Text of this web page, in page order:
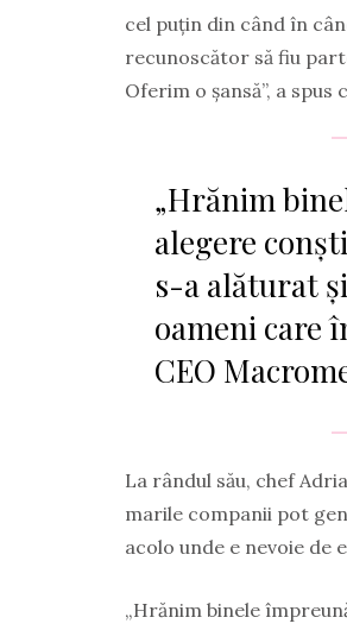
cel puțin din când în
recunoscător să fiu
Oferim o șansă”, a
„Hrănim
alegere
s-a alăturat
oameni care
CEO
La rândul său, chef
marile companii pot
acolo unde e nevoie de
„Hrănim binele